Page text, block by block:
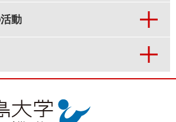
動